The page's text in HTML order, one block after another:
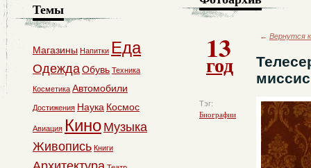
13
год
Тэг:
Биографии
← Вернутся
Темы
Магазины Напитки Еда
ОдеждаОбувь Техника
Косметика Автомобили
Достижения Наука Космос
Авиация Кино Музыка
Живопись Книги